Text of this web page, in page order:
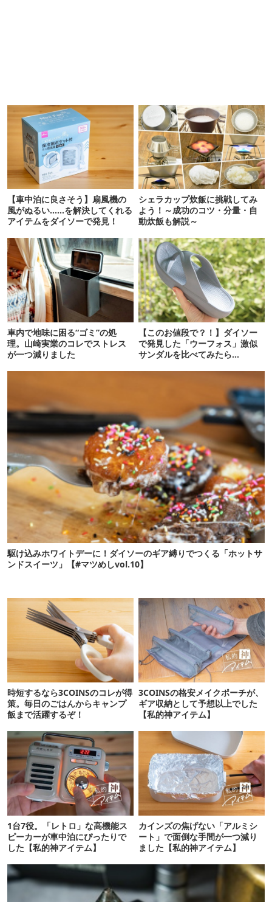
【車中泊に良さそう】扇風機の
風がぬるい……を解決してくれる
アイテムをダイソーで発見！
シェラカップ炊飯に挑戦してみ
よう！～成功のコツ・分量・自
動炊飯も解説～
車内で地味に困る“ゴミ”の処
理。山崎実業のコレでストレス
が一つ減りました
【このお値段で？！】ダイソー
で発見した「ウーフォス」激似
サンダルを比べてみたら…
駆け込みホワイトデーに！ダイソーのギア縛りでつくる「ホットサ
ンドスイーツ」【#マツめしvol.10】
時短するなら3COINSのコレが得
策。毎日のごはんからキャンプ
飯まで活躍するぞ！
3COINSの格安メイクポーチが、
ギア収納として予想以上でした
【私的神アイテム】
1台7役。「レトロ」な高機能ス
ピーカーが車中泊にぴったりで
した【私的神アイテム】
カインズの焦げない「アルミシ
ート」で面倒な手間が一つ減り
ました【私的神アイテム】